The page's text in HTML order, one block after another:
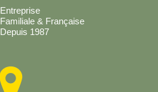
Entreprise
Familiale & Française
Depuis 1987